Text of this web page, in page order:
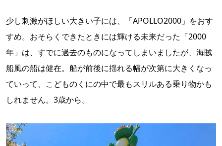
少し刺激がほしい大きい子には、「APOLLO2000」をおす
すめ。おそらくできたときには輝ける未来だった「2000
年」は、すでに過去のものになってしまいましたが、海賊
船風の船は健在。船が前後に揺れる幅が次第に大きくなっ
ていって、こどものくにの中で最もスリルある乗り物かも
しれません。3歳から。